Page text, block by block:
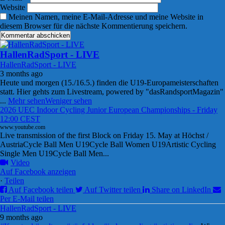
Website
Meinen Namen, meine E-Mail-Adresse und meine Website in
diesem Browser für die nächste Kommentierung speichern.
HallenRadSport - LIVE
HallenRadSport - LIVE
3 months ago
Heute und morgen (15./16.5.) finden die U19-Europameisterschaften
statt. Hier gehts zum Livestream, powered by "dasRandsportMagazin"
... Mehr sehenWeniger sehen
2026 UEC Indoor Cycling Junior European Championships - Friday
12:00 CEST
www.youtube.com
Live transmission of the first Block on Friday 15. May at Höchst /
AustriaCycle Ball Men U19Cycle Ball Women U19Artistic Cycling
Single Men U19Cycle Ball Men...
Video
Auf Facebook anzeigen
· Teilen
Auf Facebook teilen
Auf Twitter teilen
Share on LinkedIn
Per E-Mail teilen
HallenRadSport - LIVE
9 months ago